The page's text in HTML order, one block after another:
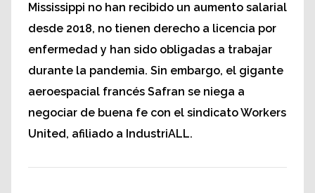
Mississippi no han recibido un aumento salarial
desde 2018, no tienen derecho a licencia por
enfermedad y han sido obligadas a trabajar
durante la pandemia. Sin embargo, el gigante
aeroespacial francés Safran se niega a
negociar de buena fe con el sindicato Workers
United, afiliado a IndustriALL.